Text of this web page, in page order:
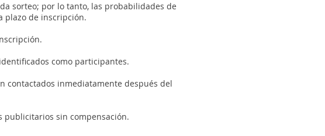
sorteo; por lo tanto, las probabilidades de
plazo de inscripción.
como participantes.
contactados inmediatamente después del
publicitarios sin compensación.